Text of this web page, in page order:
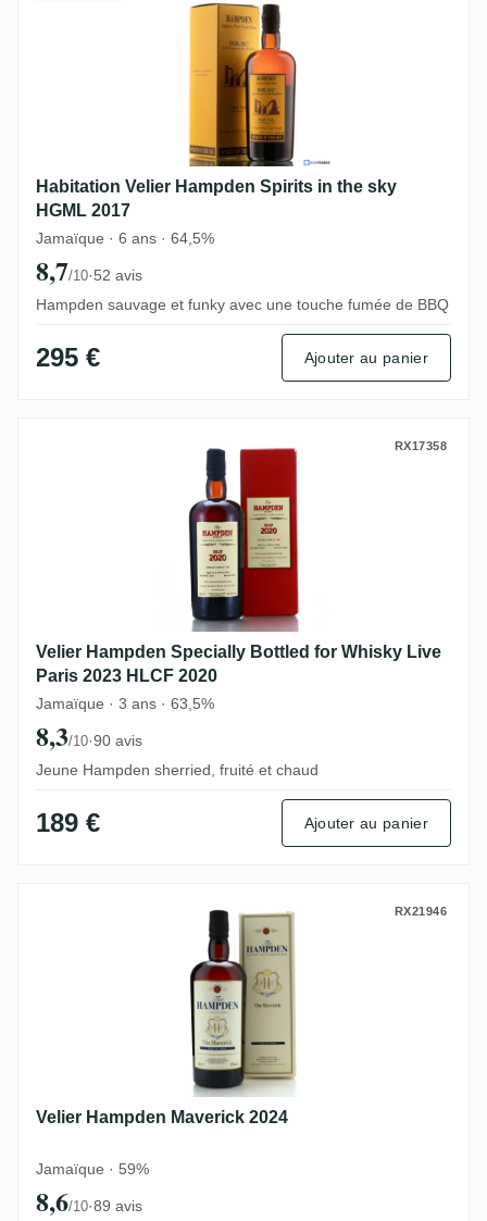
Habitation Velier Hampden Spirits in the sky
HGML 2017
Jamaïque · 6 ans · 64,5%
8,7/10·52 avis
Hampden sauvage et funky avec une touche fumée de BBQ
295 € Ajouter au panier
Velier Hampden Specially Bottled for
RX17358
Velier Hampden Specially Bottled for Whisky Live
Paris 2023 HLCF 2020
Jamaïque · 3 ans · 63,5%
8,3/10·90 avis
Jeune Hampden sherried, fruité et chaud
189 € Ajouter au panier
Velier Hampden Maverick 2024 RX21946
Velier Hampden Maverick 2024
Jamaïque · 59%
8,6/10·89 avis